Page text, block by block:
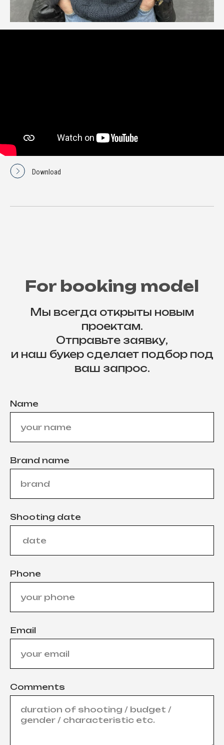
Download
For booking model
Мы всегда открыты новым
проектам.
Отправьте заявку,
и наш букер сделает подбор под
ваш запрос.
Name
Brand name
Shooting date
Phone
Email
Comments